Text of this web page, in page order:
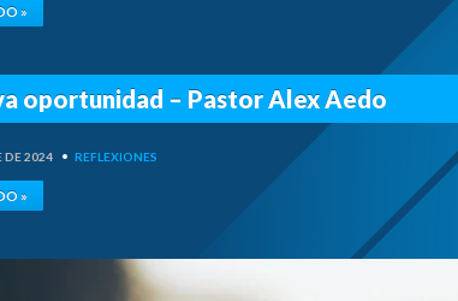
»
oportunidad – Pastor Alex Aedo
DE 2024 • REFLEXIONES
»